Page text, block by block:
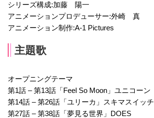
シリーズ構成:加藤 陽一
アニメーションプロデューサー:外崎 真
アニメーション制作:A-1 Pictures
主題歌
オープニングテーマ
第1話 – 第13話「Feel So Moon」ユニコーン
第14話 – 第26話「ユリーカ」スキマスイッチ
第27話 – 第38話「夢見る世界」DOES